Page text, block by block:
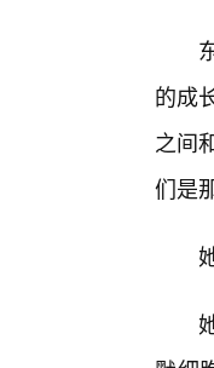
的成
之间
们是